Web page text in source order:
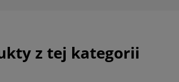
z tej kategorii